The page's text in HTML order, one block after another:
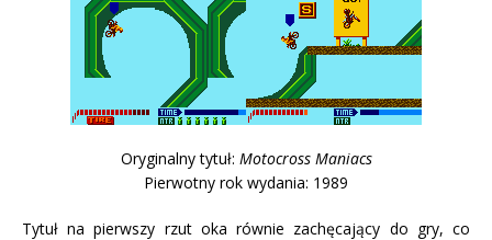
Oryginalny tytuł: Motocross Maniacs
Pierwotny rok wydania: 1989
Tytuł na pierwszy rzut oka równie zachęcający do gry, co